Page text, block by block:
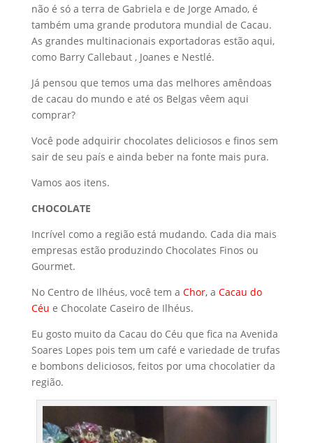
não é só a terra de Gabriela e de Jorge Amado, é
também uma grande produtora mundial de Cacau.
As grandes multinacionais exportadoras estão aqui,
como Barry Callebaut , Joanes e Nestlé.
Já pensou que temos uma das melhores amêndoas
de cacau do mundo e até os Belgas vêem aqui
comprar?
Você pode adquirir chocolates deliciosos e finos sem
sair de seu país e ainda beber na fonte mais pura.
Vamos aos itens.
CHOCOLATE
Incrível como a região está mudando. Cada dia mais
empresas estão produzindo Chocolates Finos ou
Gourmet.
No Centro de Ilhéus, você tem a Chor,a Cacau do
Céu e Chocolate Caseiro de Ilhéus.
Eu gosto muito da Cacau do Céu que fica na Avenida
Soares Lopes pois tem um café e variedade de trufas
e bombons deliciosos, feitos por uma chocolatier da
região.